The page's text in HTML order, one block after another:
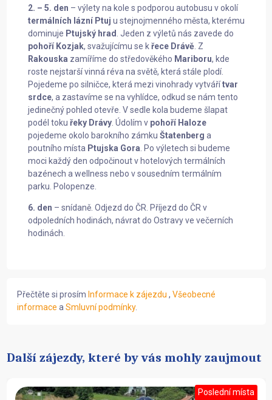
2. – 5. den – výlety na kole s podporou autobusu v okolí
termálních lázní Ptuj u stejnojmenného města, kterému
dominuje Ptujský hrad . Jeden z výletů nás zavede do
pohoří Kozjak, svažujícímu se křece Drávě. Z
Rakouska zamíříme do středověkého Mariboru, kde
roste nejstarší vinná réva na světě, která stále plodí.
Pojedeme po silničce, která mezi vinohrady vytvářítvar
srdce, a zastavíme se na vyhlídce, odkud se nám tento
jedinečný pohled otevře. V sedle kola budeme šlapat
podél toku řeky Drávy. Údolím v pohoří Haloze
pojedeme okolo barokního zámku Štatenberg a
poutního místa Ptujska Gora . Po výletech si budeme
moci každý den odpočinout v hotelových termálních
bazénech a wellness nebo v sousedním termálním
parku. Polopenze.
6. den – snídaně. Odjezd do ČR. Příjezd do ČR v
odpoledních hodinách, návrat do Ostravy ve večerních
hodinách.
Přečtěte si prosím Informace k zájezdu , Všeobecné
informace a Smluvní podmínky.
Další zájezdy, které by vás mohly zaujmout
Poslední místa